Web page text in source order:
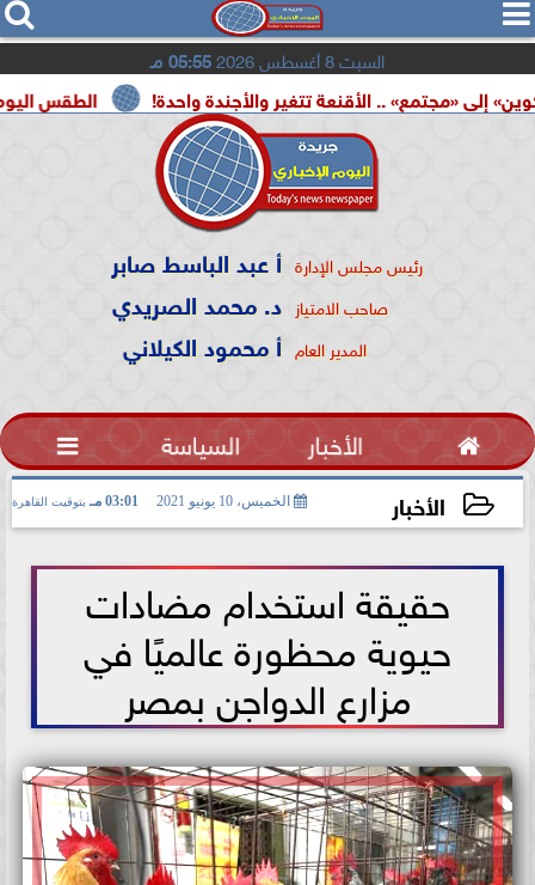
  
السبت 8 أغسطس 2026 05:55 مـ
الطقس اليوم.. شديد .. الأقنعة تتغير والأجندة واحدة!
رئيس مجلس الإدارة أ عبد الباسط صابر
صاحب الامتياز د. محمد الصريدي
المدير العام أ محمود الكيلاني
 الأخبار السياسة 
الأخبار الخميس، 10 يونيو 2021 03:01 مـ بتوقيت القاهرة
حقيقة استخدام مضادات
حيوية محظورة عالميًا في
مزارع الدواجن بمصر